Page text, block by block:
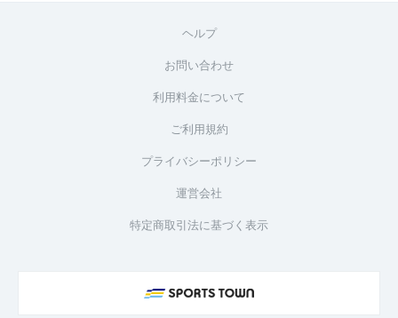
ヘルプ
お問い合わせ
利用料金について
ご利用規約
プライバシーポリシー
運営会社
特定商取引法に基づく表示